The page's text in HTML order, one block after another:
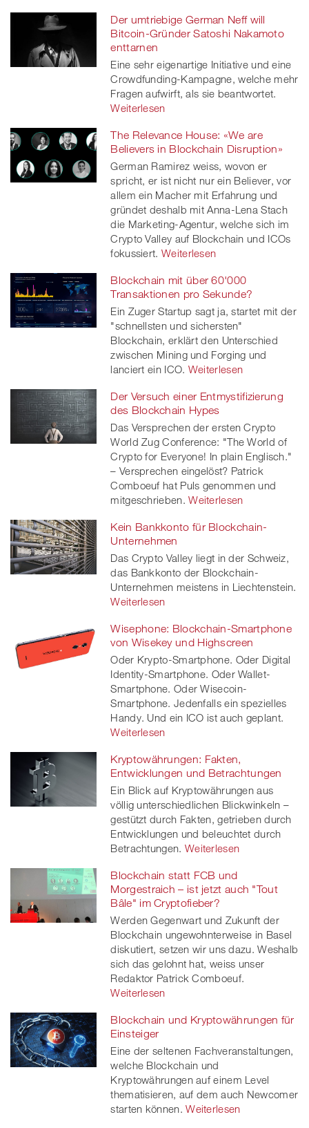
Der umtriebige German Neff will
Bitcoin-Gründer Satoshi Nakamoto
enttarnen
Eine sehr eigenartige Initiative und eine
Crowdfunding-Kampagne, welche mehr
Fragen aufwirft, als sie beantwortet.
Weiterlesen
The Relevance House: «We are
Believers in Blockchain Disruption»
German Ramirez weiss, wovon er
spricht, er ist nicht nur ein Believer, vor
allem ein Macher mit Erfahrung und
gründet deshalb mit Anna-Lena Stach
die Marketing-Agentur, welche sich im
Crypto Valley auf Blockchain und ICOs
fokussiert. Weiterlesen
Blockchain mit über 60'000
Transaktionen pro Sekunde?
Ein Zuger Startup sagt ja, startet mit der
"schnellsten und sichersten"
Blockchain, erklärt den Unterschied
zwischen Mining und Forging und
lanciert ein ICO. Weiterlesen
Der Versuch einer Entmystifizierung
des Blockchain Hypes
Das Versprechen der ersten Crypto
World Zug Conference: "The World of
Crypto for Everyone! In plain Englisch."
– Versprechen eingelöst? Patrick
Comboeuf hat Puls genommen und
mitgeschrieben. Weiterlesen
Kein Bankkonto für Blockchain-
Unternehmen
Das Crypto Valley liegt in der Schweiz,
das Bankkonto der Blockchain-
Unternehmen meistens in Liechtenstein.
Weiterlesen
Wisephone: Blockchain-Smartphone
von Wisekey und Highscreen
Oder Krypto-Smartphone. Oder Digital
Identity-Smartphone. Oder Wallet-
Smartphone. Oder Wisecoin-
Smartphone. Jedenfalls ein spezielles
Handy. Und ein ICO ist auch geplant.
Weiterlesen
Kryptowährungen: Fakten,
Entwicklungen und Betrachtungen
Ein Blick auf Kryptowährungen aus
völlig unterschiedlichen Blickwinkeln –
gestützt durch Fakten, getrieben durch
Entwicklungen und beleuchtet durch
Betrachtungen. Weiterlesen
Blockchain statt FCB und
Morgestraich – ist jetzt auch "Tout
Bâle" im Cryptofieber?
Werden Gegenwart und Zukunft der
Blockchain ungewohnterweise in Basel
diskutiert, setzen wir uns dazu. Weshalb
sich das gelohnt hat, weiss unser
Redaktor Patrick Comboeuf.
Weiterlesen
Blockchain und Kryptowährungen für
Einsteiger
Eine der seltenen Fachveranstaltungen,
welche Blockchain und
Kryptowährungen auf einem Level
thematisieren, auf dem auch Newcomer
starten können. Weiterlesen